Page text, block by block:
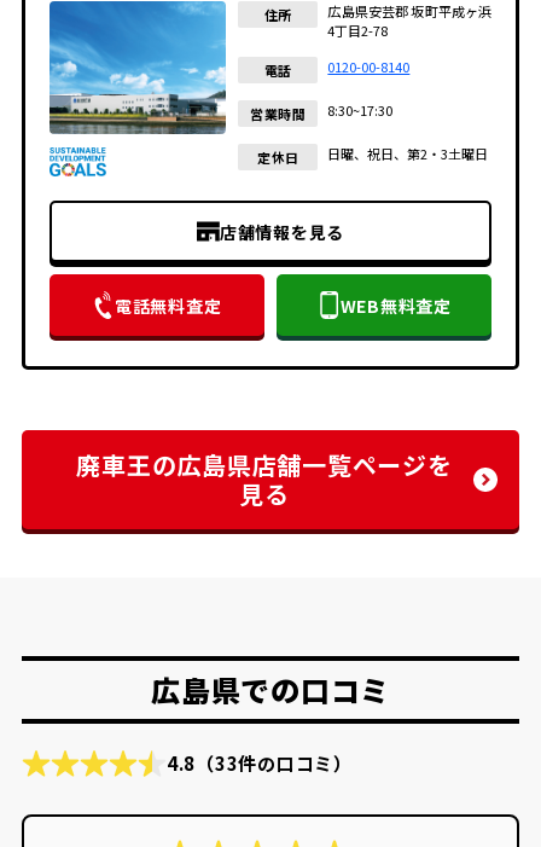
住所
広島県安芸郡 坂町平成ヶ浜
4丁目2-78
電話 0120-00-8140
営業時間 8:30~17:30
定休日 日曜、祝日、第2・3土曜日
店舗情報を見る
電話無料査定 WEB無料査定
廃車王の広島県店舗一覧ページを
見る
広島県での口コミ
4.8 （33件の口コミ）